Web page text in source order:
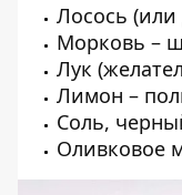
Лосось (или
Морковь –
Лук
Лимон –
Соль,
Оливковое